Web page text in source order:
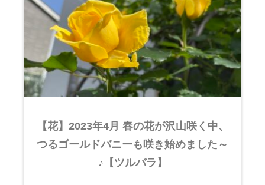
【花】2023年4月 春の花が沢山咲く中、
つるゴールドバニーも咲き始めました～
♪【ツルバラ】